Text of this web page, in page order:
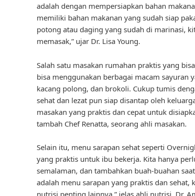
adalah dengan mempersiapkan bahan
memiliki bahan makanan yang sudah siap
potong atau daging yang sudah di marinasi,
memasak,” ujar Dr. Lisa Young.
Salah satu masakan rumahan praktis yang
bisa menggunakan berbagai macam sayuran
kacang polong, dan brokoli. Cukup tumis
sehat dan lezat pun siap disantap oleh
masakan yang praktis dan cepat untuk
tambah Chef Renatta, seorang ahli masakan.
Selain itu, menu sarapan sehat seperti
yang praktis untuk ibu bekerja. Kita hanya
semalaman, dan tambahkan buah-buahan
adalah menu sarapan yang praktis dan